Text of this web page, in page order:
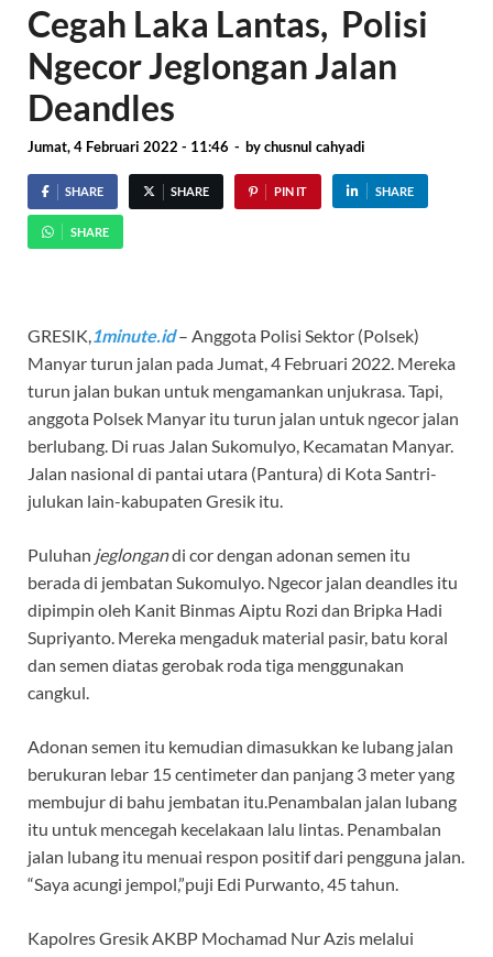
Cegah Laka Lantas, Polisi
Ngecor Jeglongan Jalan
Deandles
Jumat, 4 Februari 2022 - 11:46 - bychusnul cahyadi
SHARE SHARE PIN IT SHARE
SHARE
GRESIK,1minute.id– Anggota Polisi Sektor (Polsek)
Manyar turun jalan pada Jumat, 4 Februari 2022. Mereka
turun jalan bukan untuk mengamankan unjukrasa. Tapi,
anggota Polsek Manyar itu turun jalan untuk ngecor jalan
berlubang. Di ruas Jalan Sukomulyo, Kecamatan Manyar.
Jalan nasional di pantai utara (Pantura) di Kota Santri-
julukan lain-kabupaten Gresik itu.
Puluhan jeglongandi cor dengan adonan semen itu
berada di jembatan Sukomulyo. Ngecor jalan deandles itu
dipimpin oleh Kanit Binmas Aiptu Rozi dan Bripka Hadi
Supriyanto. Mereka mengaduk material pasir, batu koral
dan semen diatas gerobak roda tiga menggunakan
cangkul.
Adonan semen itu kemudian dimasukkan ke lubang jalan
berukuran lebar 15 centimeter dan panjang 3 meter yang
membujur di bahu jembatan itu.Penambalan jalan lubang
itu untuk mencegah kecelakaan lalu lintas. Penambalan
jalan lubang itu menuai respon positif dari pengguna jalan.
“Saya acungi jempol,”puji Edi Purwanto, 45 tahun.
Kapolres Gresik AKBP Mochamad Nur Azis melalui